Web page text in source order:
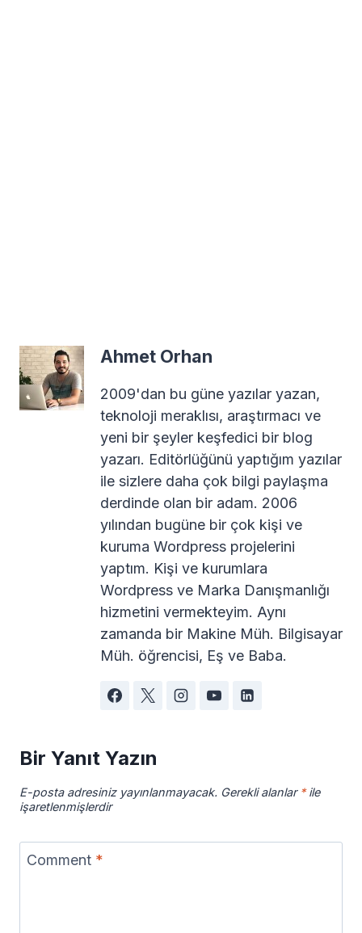
Ahmet Orhan
2009'dan bu güne yazılar yazan,
teknoloji meraklısı, araştırmacı ve
yeni bir şeyler keşfedici bir blog
yazarı. Editörlüğünü yaptığım yazılar
ile sizlere daha çok bilgi paylaşma
derdinde olan bir adam. 2006
yılından bugüne bir çok kişi ve
kuruma Wordpress projelerini
yaptım. Kişi ve kurumlara
Wordpress ve Marka Danışmanlığı
hizmetini vermekteyim. Aynı
zamanda bir Makine Müh. Bilgisayar
Müh. öğrencisi, Eş ve Baba.
Bir Yanıt Yazın
E-posta adresiniz yayınlanmayacak. Gerekli alanlar *ile
işaretlenmişlerdir
Comment *